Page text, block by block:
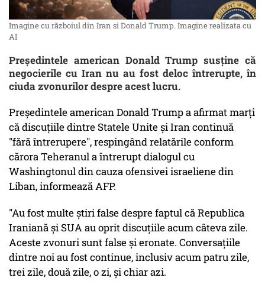
Imagine cu războiul din Iran si Donald Trump. Imagine realizata cu
AI
Preşedintele american Donald Trump susţine că
negocierile cu Iran nu au fost deloc întrerupte, în
ciuda zvonurilor despre acest lucru.
Preşedintele american Donald Trump a afirmat marţi
că discuţiile dintre Statele Unite şi Iran continuă
"fără întrerupere", respingând relatările conform
cărora Teheranul a întrerupt dialogul cu
Washingtonul din cauza ofensivei israeliene din
Liban, informează AFP.
"Au fost multe ştiri false despre faptul că Republica
Iraniană şi SUA au oprit discuţiile acum câteva zile.
Aceste zvonuri sunt false şi eronate. Conversaţiile
dintre noi au fost continue, inclusiv acum patru zile,
trei zile, două zile, o zi, şi chiar azi.